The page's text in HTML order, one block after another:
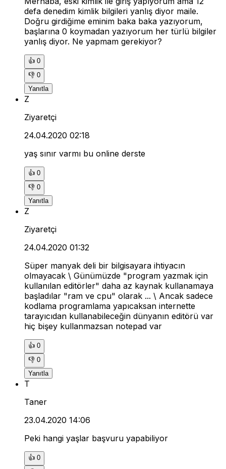
defa denedim kimlik bilgileri yanlış diyor maile.
Doğru girdiğime eminim baka baka yazıyorum,
başlarına 0 koymadan yazıyorum her türlü bilgiler
yanlış diyor. Ne yapmam gerekiyor?
👍 0
👎 0
Yanıtla
Z
Ziyaretçi
24.04.2020 02:18
yaş sınır varmı bu online derste
👍 0
👎 0
Yanıtla
Z
Ziyaretçi
24.04.2020 01:32
Süper manyak deli bir bilgisayara ihtiyacın
olmayacak \ Günümüzde "program yazmak için
kullanılan editörler" daha az kaynak kullanamaya
başladılar "ram ve cpu" olarak ... \ Ancak sadece
kodlama programlama yapıcaksan internette
tarayıcıdan kullanabileceğin dünyanın editörü var
hiç bişey kullanmazsan notepad var
👍 0
👎 0
Yanıtla
T
Taner
23.04.2020 14:06
Peki hangi yaşlar başvuru yapabiliyor
👍 0